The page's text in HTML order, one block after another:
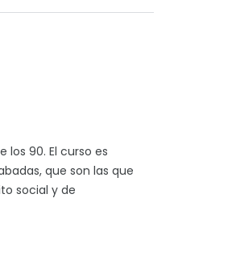
90. El curso es
que son las que
social y de